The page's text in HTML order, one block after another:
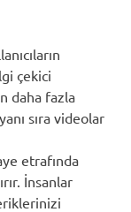
çekici
daha fazla
sıra videolar
etrafında
İnsanlar